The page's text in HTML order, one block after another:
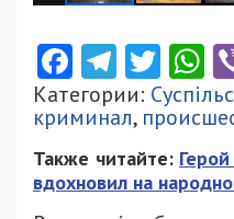
Facebook
Категории:
криминал,
Также читайте:
вдохновил на